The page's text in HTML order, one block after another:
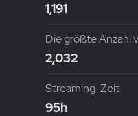
1,191
Die größte Anzahl
2,032
Streaming-Zeit
95h